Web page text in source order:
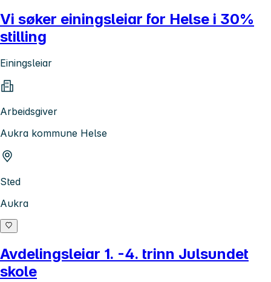
Vi søker einingsleiar for Helse i 30%
stilling
Einingsleiar
Arbeidsgiver
Aukra kommune Helse
Sted
Aukra
Avdelingsleiar 1. -4. trinn Julsundet
skole